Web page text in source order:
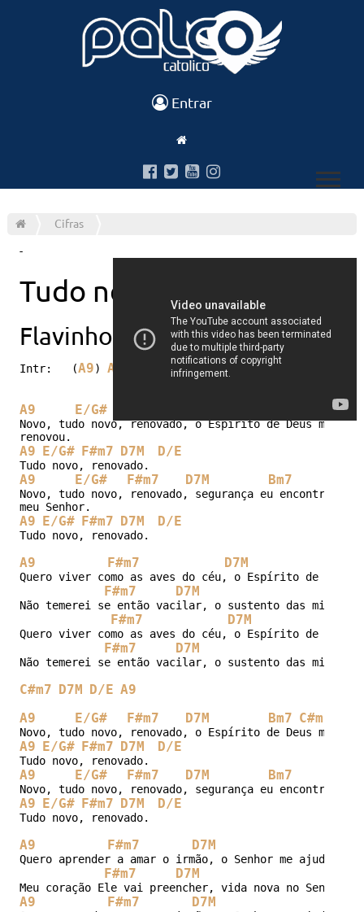
Entrar
Cifras
-
Tudo novo
Flavinho
Intr:   (A9) A9 D7M D/E A9 F#m7
A9 E/G# D7M
Novo, tudo novo, renovado, o Espírito de Deus me
A9 E/G# F#m7 D7M D/E
A9 E/G# F#m7 D7M Bm7
Novo, tudo novo, renovado, segurança eu encontrei no
A9 E/G# F#m7 D7M D/E
Tudo novo, renovado.
A9 F#m7 D7M
Quero viver como as aves do céu, o Espírito de Deus
F#m7 D7M
Não temerei se então vacilar, o sustento das minhas
F#m7 D7M
Quero viver como as aves do céu, o Espírito de Deus
F#m7 D7M
Não temerei se então vacilar, o sustento das minhas
C#m7 D7M D/E A9
A9
E/G# F#m7 D7M Bm7 C#m7
A9 E/G# F#m7 D7M D/E
A9 E/G# F#m7 D7M Bm7
A9 E/G# F#m7 D7M D/E
Tudo novo, renovado.
A9 F#m7 D7M
Quero aprender a amar o irmão, o Senhor me ajudará
F#m7 D7M
A9
F#m7 D7M